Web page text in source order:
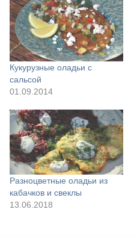
Кукурузные оладьи с
сальсой
01.09.2014
Разноцветные оладьи из
кабачков и свеклы
13.06.2018